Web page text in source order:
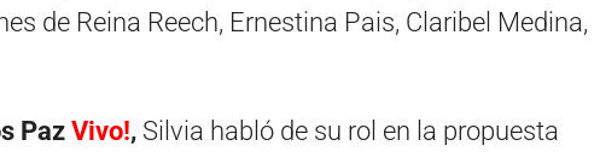
de Reina Reech, Ernestina Pais, Claribel Medina,
Paz Vivo!, Silvia habló de su rol en la propuesta